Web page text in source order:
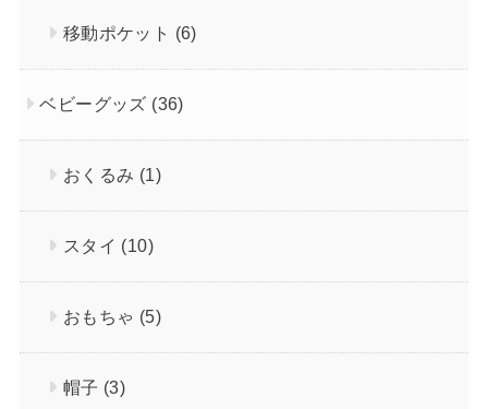
移動ポケット (6)
ベビーグッズ (36)
おくるみ (1)
スタイ (10)
おもちゃ (5)
帽子 (3)